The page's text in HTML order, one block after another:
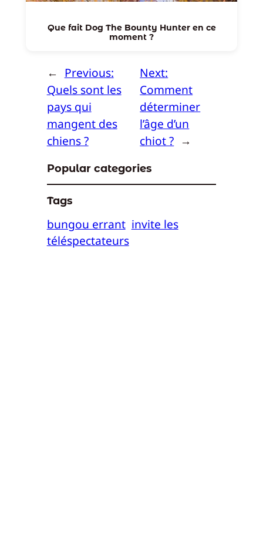
Que fait Dog The Bounty Hunter en ce
moment ?
← Previous:
Quels sont les
pays qui
mangent des
chiens ?
Next:
Comment
déterminer
l’âge d’un
chiot ? →
Popular categories
Tags
bungou errant invite les
téléspectateurs